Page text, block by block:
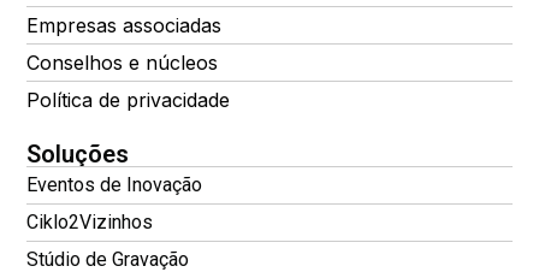
Empresas associadas
Conselhos e núcleos
Política de privacidade
Soluções
Eventos de Inovação
Ciklo2Vizinhos
Stúdio de Gravação